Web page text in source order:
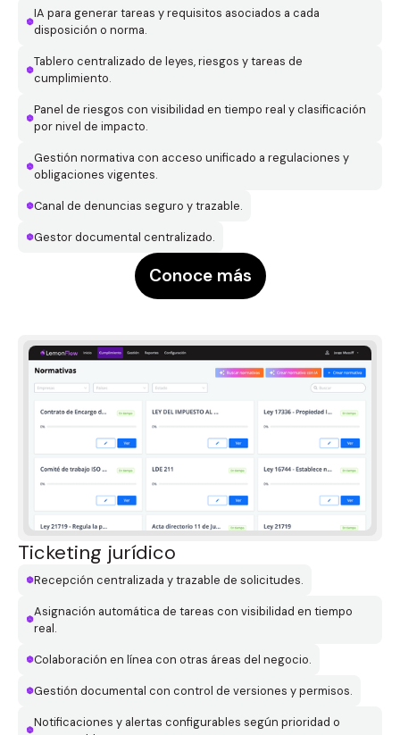
IA para generar tareas y requisitos asociados a cada
disposición o norma.
Tablero centralizado de leyes, riesgos y tareas de
cumplimiento.
Panel de riesgos con visibilidad en tiempo real y clasificación
por nivel de impacto.
Gestión normativa con acceso unificado a regulaciones y
obligaciones vigentes.
Canal de denuncias seguro y trazable.
Gestor documental centralizado.
Conoce más
Ticketing jurídico
Recepción centralizada y trazable de solicitudes.
Asignación automática de tareas con visibilidad en tiempo
real.
Colaboración en línea con otras áreas del negocio.
Gestión documental con control de versiones y permisos.
Notificaciones y alertas configurables según prioridad o